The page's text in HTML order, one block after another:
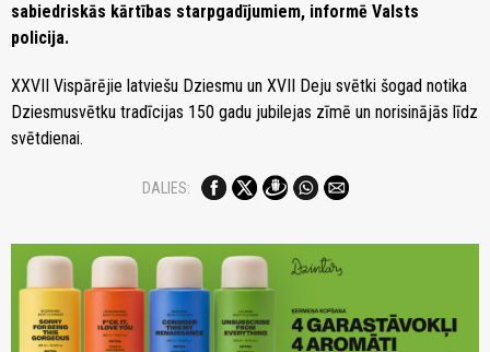
sabiedriskās kārtības starpgadījumiem, informē Valsts
policija.
XXVII Vispārējie latviešu Dziesmu un XVII Deju svētki šogad notika
Dziesmusvētku tradīcijas 150 gadu jubilejas zīmē un norisinājās līdz
svētdienai.
DALIES: